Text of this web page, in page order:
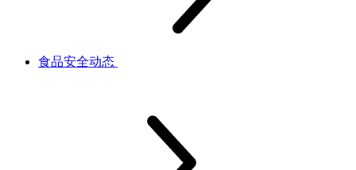
食品安全动态